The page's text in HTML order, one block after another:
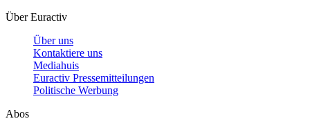
Über Euractiv
Über uns
Kontaktiere uns
Mediahuis
Euractiv Pressemitteilungen
Politische Werbung
Abos